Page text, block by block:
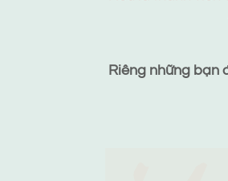
Riêng những bạn